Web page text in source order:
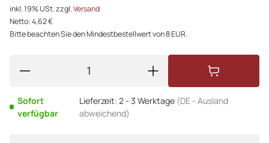
inkl. 19% USt. zzgl.Versand
Netto: 4,62 €
Bitte beachten Sie den Mindestbestellwert von 8 EUR.
Sofort
verfügbar
Lieferzeit: 2 - 3 Werktage (DE - Ausland
abweichend)